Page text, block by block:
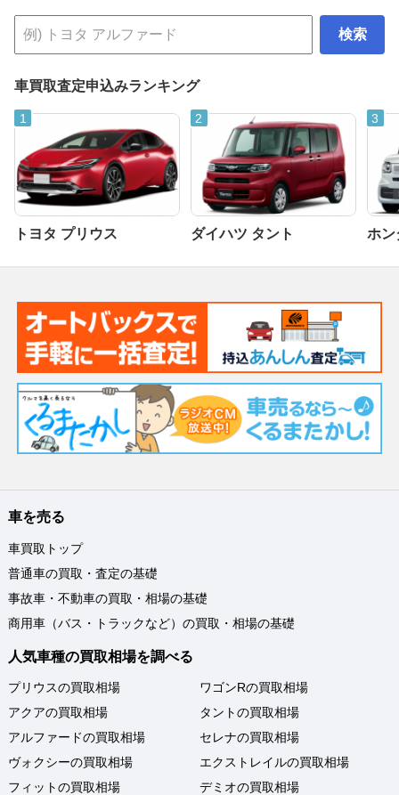
検索
車買取査定申込みランキング
トヨタ プリウス ダイハツ タント ホン
車を売る
車買取トップ
普通車の買取・査定の基礎
事故車・不動車の買取・相場の基礎
商用車（バス・トラックなど）の買取・相場の基礎
人気車種の買取相場を調べる
プリウスの買取相場
アクアの買取相場
アルファードの買取相場
ヴォクシーの買取相場
フィットの買取相場
ワゴンRの買取相場
タントの買取相場
セレナの買取相場
エクストレイルの買取相場
デミオの買取相場